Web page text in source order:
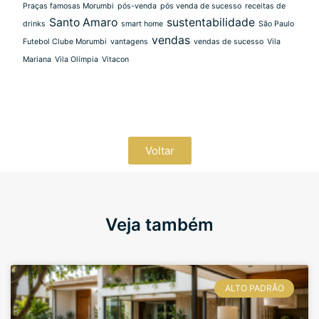
Praças famosas Morumbi pós-venda pós venda de sucesso receitas de
drinks Santo Amaro smart home sustentabilidade São Paulo
Futebol Clube Morumbi vantagens vendas vendas de sucesso Vila
Mariana Vila Olímpia Vitacon
Voltar
Veja também
ALTO PADRÃO